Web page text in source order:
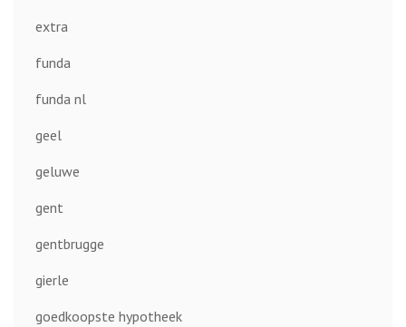
extra
funda
funda nl
geel
geluwe
gent
gentbrugge
gierle
goedkoopste hypotheek